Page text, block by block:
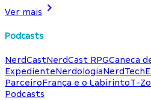
Ver mais
Podcasts
NerdCastNerdCast RPGCaneca
ExpedienteNerdologiaNerdTech
ParceiroFrança e o LabirintoT-
Podcasts